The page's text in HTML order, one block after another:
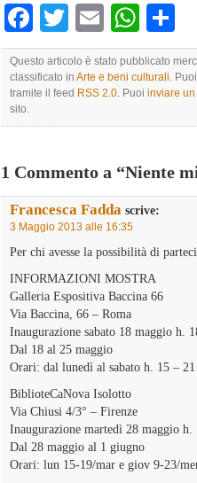
Facebook
Twitter
Email
Questo articolo è stato pubblicato
classificato in Arte e beni culturali .
tramite il feed RSS 2.0 . Puoi inviare
sito.
1 Commento a “Niente
Francesca Fadda scrive:
3 Maggio 2013 alle 16:35
Per chi avesse la possibilità di
INFORMAZIONI MOSTRA
Galleria Espositiva Baccina 66
Via Baccina, 66 – Roma
Inaugurazione sabato 18 maggio h.
Dal 18 al 25 maggio
Orari: dal lunedì al sabato h. 15 – 21
BiblioteCaNova Isolotto
Via Chiusi 4/3° – Firenze
Inaugurazione martedì 28 maggio h.
Dal 28 maggio al 1 giugno
Orari: lun 15-19/mar e giov 9-23/